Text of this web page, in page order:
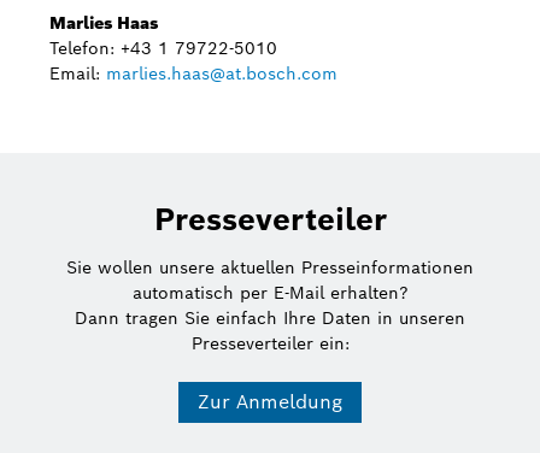
Marlies Haas
Telefon: +43 1 79722-5010
Email: marlies.haas@at.bosch.com
Presseverteiler
Sie wollen unsere aktuellen Presseinformationen
automatisch per E-Mail erhalten?
Dann tragen Sie einfach Ihre Daten in unseren
Presseverteiler ein:
Zur Anmeldung